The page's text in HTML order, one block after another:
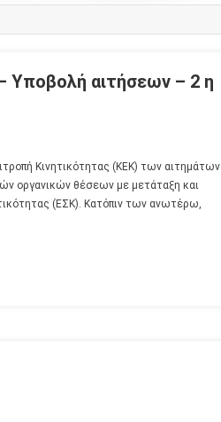
Υποβολή αιτήσεων – 2 η
Κινητικότητας (ΚΕΚ) των αιτημάτων
οργανικών θέσεων με μετάταξη και
(ΕΣΚ). Κατόπιν των ανωτέρω,